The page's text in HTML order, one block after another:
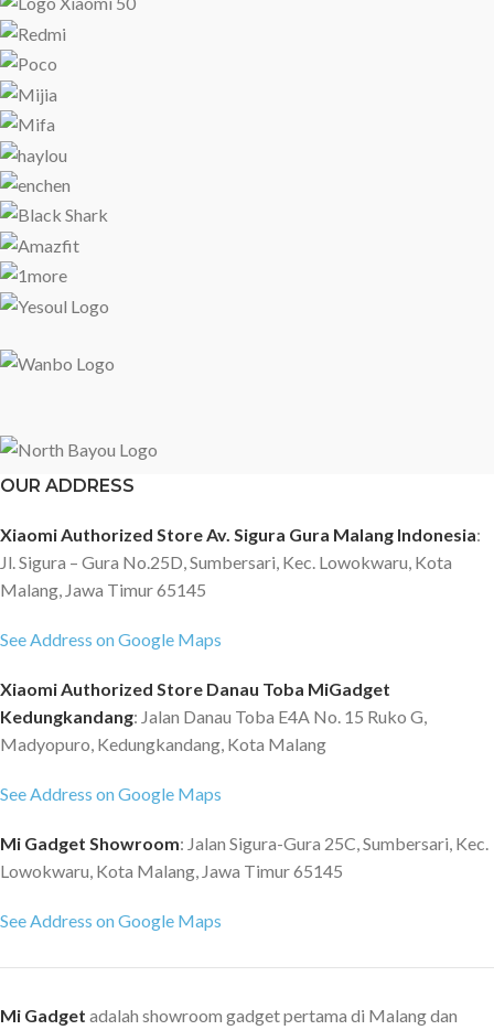
OUR ADDRESS
Xiaomi Authorized Store Av. Sigura Gura Malang Indonesia:
Jl. Sigura – Gura No.25D, Sumbersari, Kec. Lowokwaru, Kota
Malang, Jawa Timur 65145
See Address on Google Maps
Xiaomi Authorized Store Danau Toba MiGadget
Kedungkandang: Jalan Danau Toba E4A No. 15 Ruko G,
Madyopuro, Kedungkandang, Kota Malang
See Address on Google Maps
Mi Gadget Showroom: Jalan Sigura-Gura 25C, Sumbersari, Kec.
Lowokwaru, Kota Malang, Jawa Timur 65145
See Address on Google Maps
Mi Gadget adalah showroom gadget pertama di Malang dan